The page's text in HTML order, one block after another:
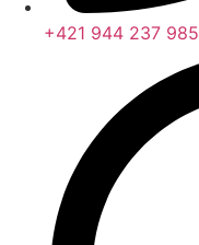
+421 944 237 985